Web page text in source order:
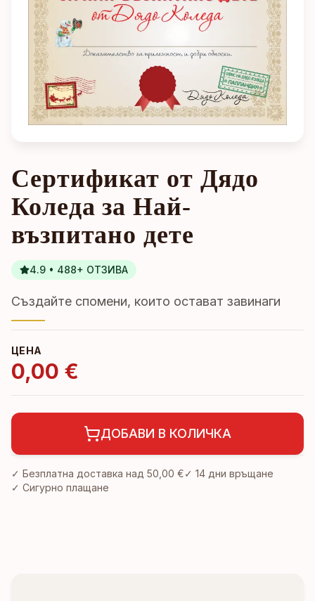
Сертификат от Дядо
Коледа за Най-
възпитано дете
4.9 • 488+ ОТЗИВА
Създайте спомени, които остават завинаги
ЦЕНА
0,00 €
ДОБАВИ В КОЛИЧКА
✓ Безплатна доставка над 50,00 €✓ 14 дни връщане
✓ Сигурно плащане